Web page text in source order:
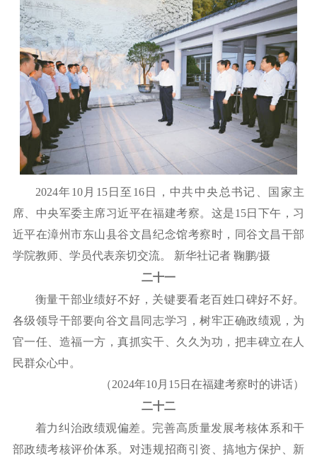
2024年10月15日至16日，中共中央总书记、国家主
席、中央军委主席习近平在福建考察。这是15日下午，习
近平在漳州市东山县谷文昌纪念馆考察时，同谷文昌干部
学院教师、学员代表亲切交流。 新华社记者 鞠鹏/摄
二十一
衡量干部业绩好不好，关键要看老百姓口碑好不好。
各级领导干部要向谷文昌同志学习，树牢正确政绩观，为
官一任、造福一方，真抓实干、久久为功，把丰碑立在人
民群众心中。
（2024年10月15日在福建考察时的讲话）
二十二
着力纠治政绩观偏差。完善高质量发展考核体系和干
部政绩考核评价体系。对违规招商引资、搞地方保护、新